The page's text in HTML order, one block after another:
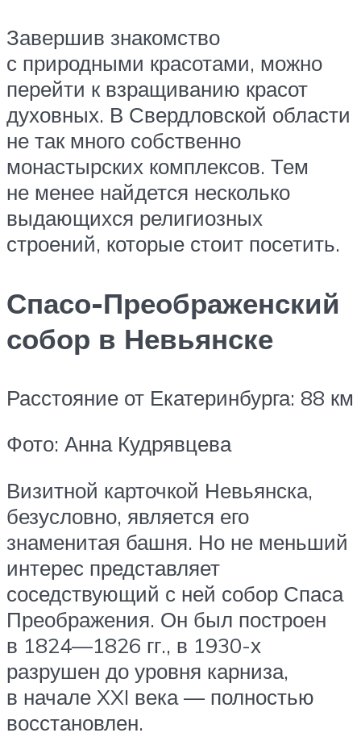
Завершив знакомство
с природными красотами, можно
перейти к взращиванию красот
духовных. В Свердловской области
не так много собственно
монастырских комплексов. Тем
не менее найдется несколько
выдающихся религиозных
строений, которые стоит посетить.
Спасо-Преображенский
собор в Невьянске
Расстояние от Екатеринбурга: 88 км
Фото: Анна Кудрявцева
Визитной карточкой Невьянска,
безусловно, является его
знаменитая башня. Но не меньший
интерес представляет
соседствующий с ней собор Спаса
Преображения. Он был построен
в 1824—1826 гг., в 1930-х
разрушен до уровня карниза,
в начале XXI века — полностью
восстановлен.